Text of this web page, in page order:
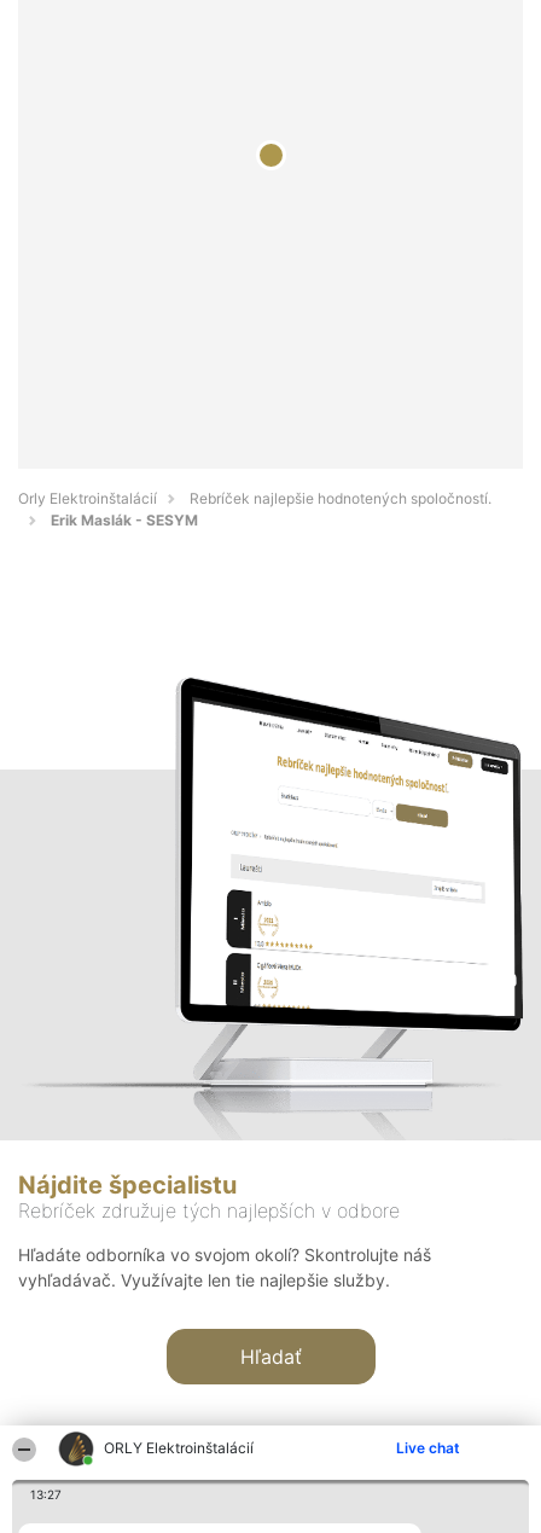
ORLY Elektroinštalácií Live chat
13:27
Orly Elektroinštalácií
Rebríček najlepšie hodnotených spoločností.
Erik Maslák - SESYM
Nájdite špecialistu
Rebríček združuje tých najlepších v odbore
Hľadáte odborníka vo svojom okolí? Skontrolujte náš
vyhľadávač. Využívajte len tie najlepšie služby.
Hľadať